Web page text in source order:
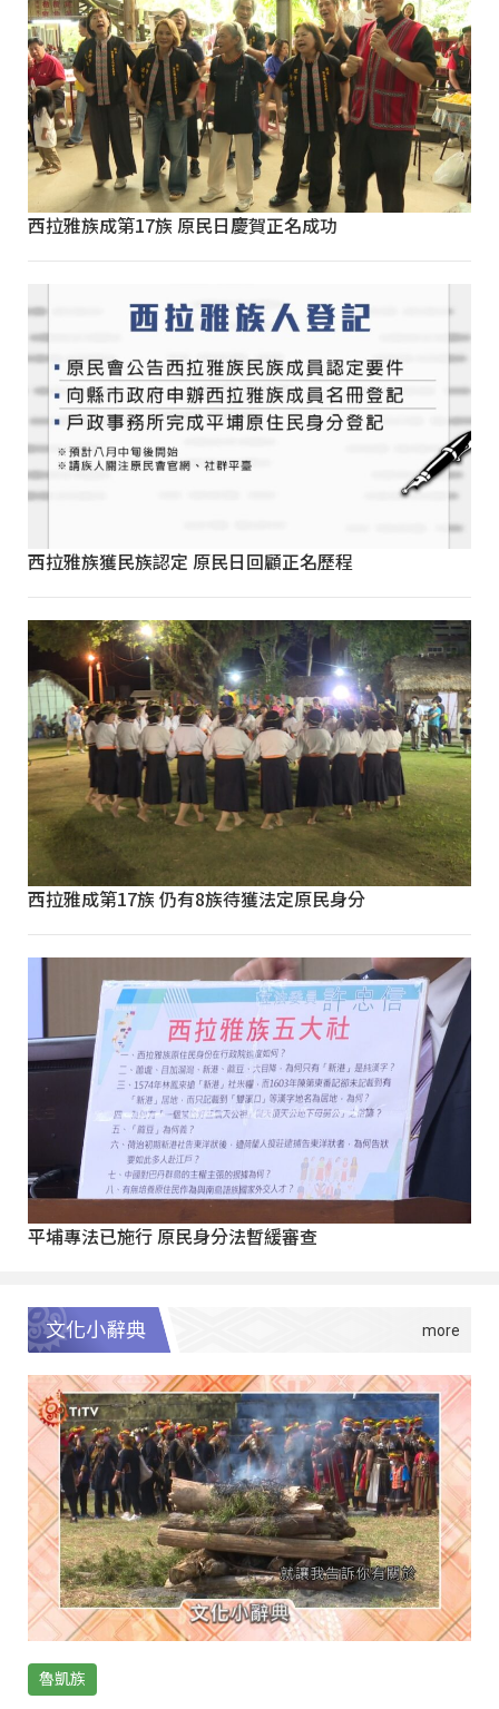
西拉雅族成第17族 原民日慶賀正名成功
西拉雅族獲民族認定 原民日回顧正名歷程
西拉雅成第17族 仍有8族待獲法定原民身分
平埔專法已施行 原民身分法暫緩審查
文化小辭典
魯凱族